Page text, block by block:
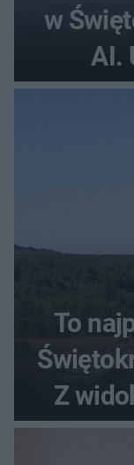
w
AI.
To
Z
szczyt